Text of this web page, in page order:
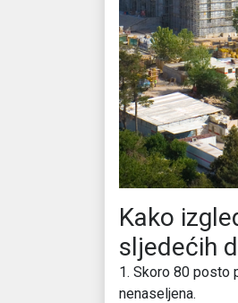
Kako
sljedećih
1. Skoro 80 posto
nenaseljena.